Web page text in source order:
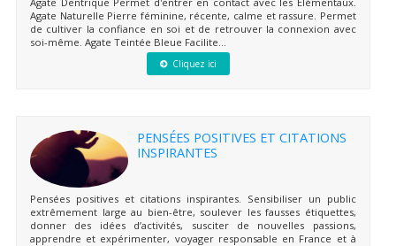
Agate Naturelle Pierre féminine, récente, calme et rassure. Permet
de cultiver la confiance en soi et de retrouver la connexion avec
soi-même. Agate Teintée Bleue Facilite...
Cliquez ici
PENSÉES POSITIVES ET CITATIONS
INSPIRANTES
Pensées positives et citations inspirantes. Sensibiliser un public
extrêmement large au bien-être, soulever les fausses étiquettes,
donner des idées d’activités, susciter de nouvelles passions,
apprendre et expérimenter, voyager responsable en France et à